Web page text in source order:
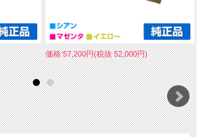
価格:57,200円(税抜 52,000円)